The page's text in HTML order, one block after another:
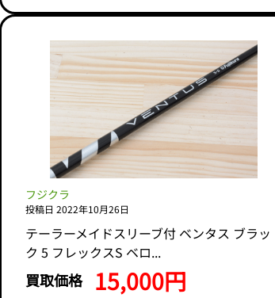
フジクラ
投稿日 2022年10月26日
テーラーメイドスリーブ付 ベンタス ブラッ
ク 5 フレックスS ベロ...
買取価格 15,000円